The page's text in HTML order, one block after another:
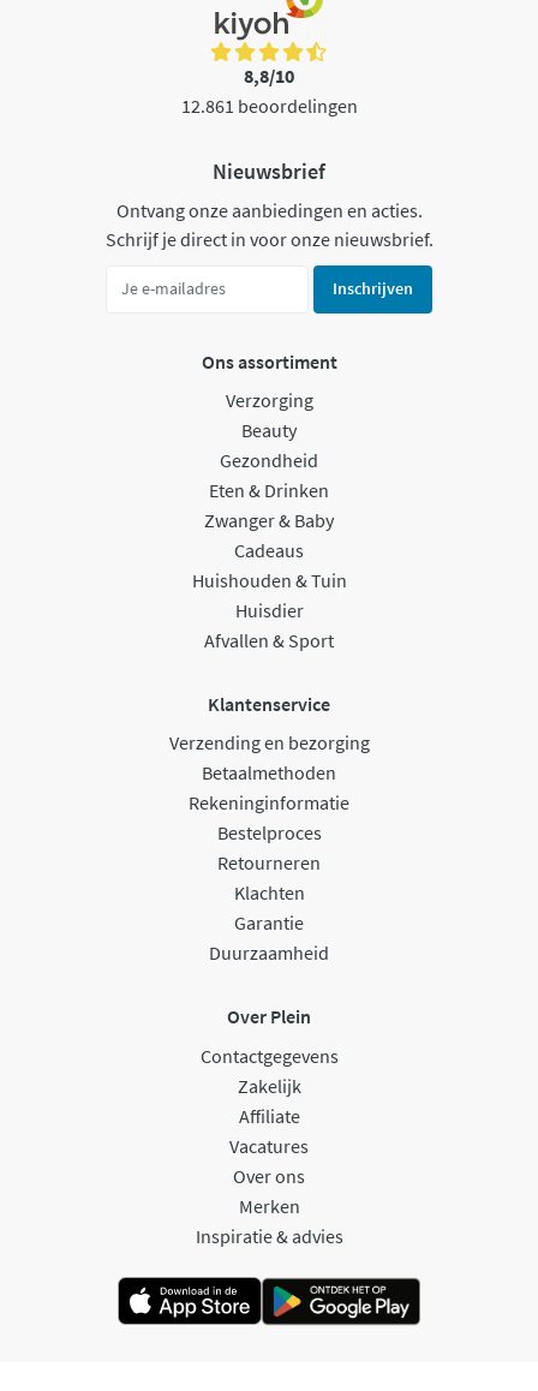
8,8/10
12.861 beoordelingen
Nieuwsbrief
Ontvang onze aanbiedingen en acties.
Schrijf je direct in voor onze nieuwsbrief.
Inschrijven
Ons assortiment
Verzorging
Beauty
Gezondheid
Eten & Drinken
Zwanger & Baby
Cadeaus
Huishouden & Tuin
Huisdier
Afvallen & Sport
Klantenservice
Verzending en bezorging
Betaalmethoden
Rekeninginformatie
Bestelproces
Retourneren
Klachten
Garantie
Duurzaamheid
Over Plein
Contactgegevens
Zakelijk
Affiliate
Vacatures
Over ons
Merken
Inspiratie & advies